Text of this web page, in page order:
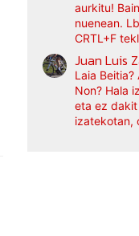
aurkitu!
nuenean.
CRTL+F
Juan Luis
Laia
Non? Hala
eta ez
izatekotan,